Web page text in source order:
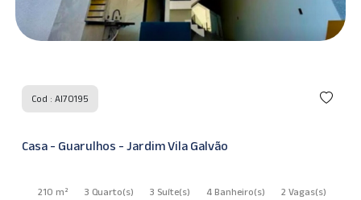
Cod : AI70195
Casa - Guarulhos - Jardim Vila Galvão
210 m² 3 Quarto(s) 3 Suíte(s) 4 Banheiro(s) 2 Vagas(s)